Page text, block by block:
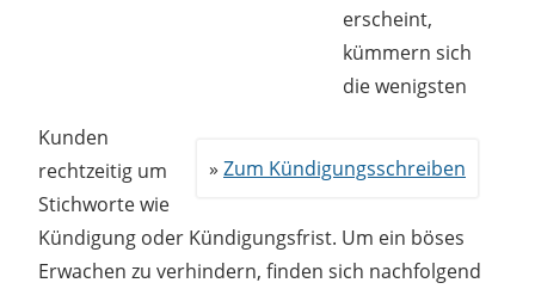
Zum Kündigungsschreiben
erscheint,
kümmern sich
die wenigsten
Kunden
rechtzeitig um
Stichworte wie
Kündigung oder Kündigungsfrist. Um ein böses
Erwachen zu verhindern, finden sich nachfolgend